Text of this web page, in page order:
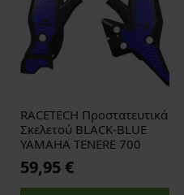
RACETECH Προστατευτικά
Σκελετού BLACK-BLUE
YAMAHA TENERE 700
59,95 €